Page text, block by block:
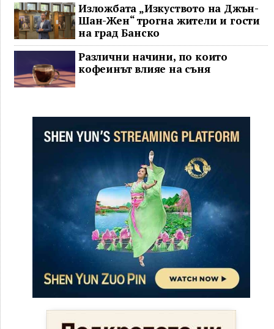
Изложбата „Изкуството на Джън-
Шан-Жен“ трогна жители и гости
на град Банско
Различни начини, по които
кофеинът влияе на съня